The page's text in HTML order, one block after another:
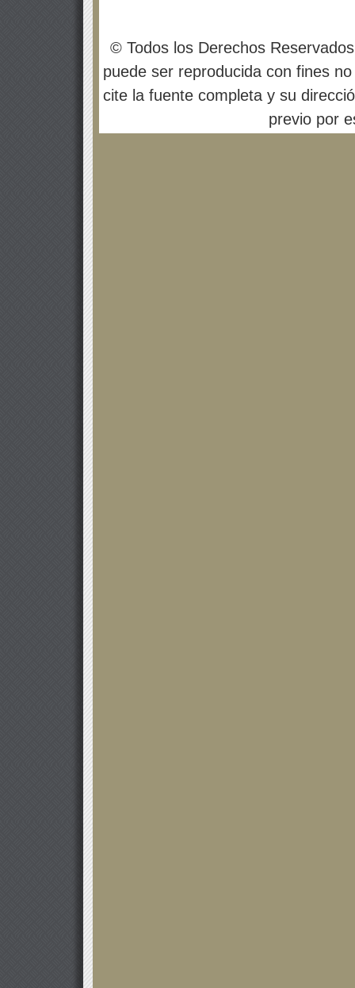
© Todos los Derechos
puede ser reproducida con fines
cite la fuente completa y su
previo por